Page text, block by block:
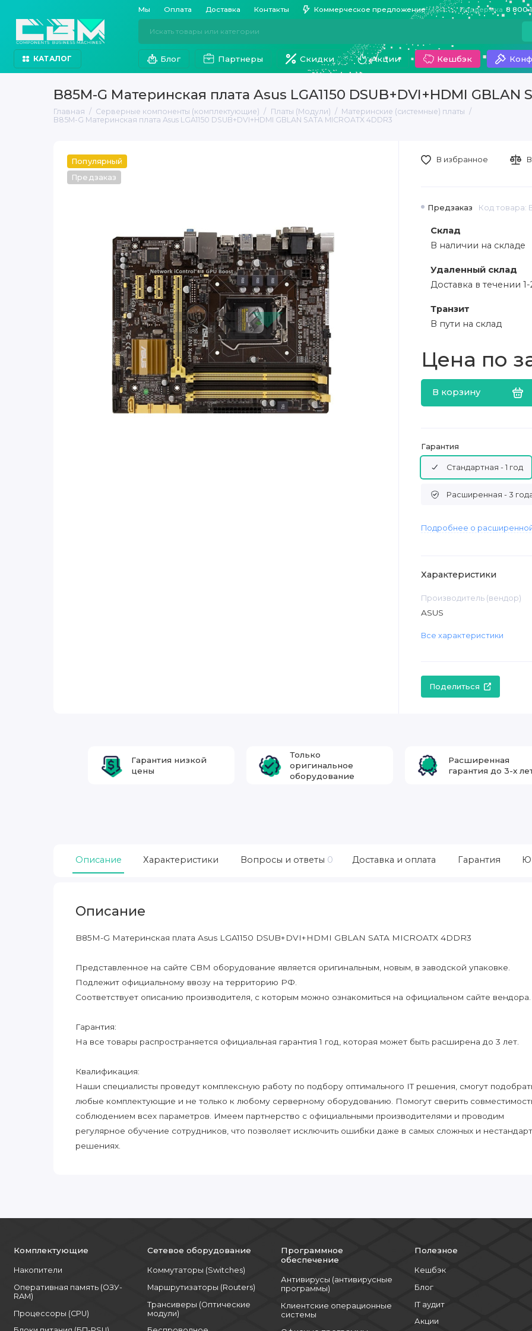
Мы Оплата Доставка Контакты Коммерческое предложение Поддержка 8 800
КАТАЛОГ Блог Партнеры Скидки Акции Кешбэк
B85M-G Материнская плата Asus LGA1150 DSUB+DVI+HDMI GBLAN
Главная Серверные компоненты (комплектующие) Платы (Модули)
Материнские (системные) платы
B85M-G Материнская плата Asus LGA1150 DSUB+DVI+HDMI GBLAN SATA MICROATX 4DDR3
Популярный
Предзаказ
Предзаказ Код товара:
Склад
В наличии на складе
Удаленный склад
Доставка в течении
Транзит
В пути на склад
Цена по
В корзину
В избранное
Гарантия
Стандартная - 1 год
Расширенная - 3
Подробнее о
Характеристики
Производитель (вендор)
ASUS
Все характеристики
Поделиться
Гарантия низкой
цены
Только
оригинальное
оборудование
Расширенная
гарантия до 3-х
Описание Характеристики Вопросы и ответы 0 Доставка и оплата Гарантия
Описание
B85M-G Материнская плата Asus LGA1150 DSUB+DVI+HDMI GBLAN SATA MICROATX 4DDR3
Представленное на сайте CBM оборудование является оригинальным, новым, в заводской упаковке.
Подлежит официальному ввозу на территорию РФ.
Соответствует описанию производителя, с которым можно ознакомиться на официальном сайте вендора.
Гарантия:
На все товары распространяется официальная гарантия 1 год, которая может быть расширена до 3 лет.
Квалификация:
Наши специалисты проведут комплексную работу по подбору оптимального IT решения, смогут
любые комплектующие и не только к любому серверному оборудованию. Помогут сверить
соблюдением всех параметров. Имеем партнерство с официальными производителями и проводим
регулярное обучение сотрудников, что позволяет исключить ошибки даже в самых сложных и
решениях.
Комплектующие
Накопители
Оперативная память (ОЗУ-
RAM)
Процессоры (CPU)
Сетевое оборудование
Коммутаторы (Switches)
Маршрутизаторы (Routers)
Трансиверы (Оптические
модули)
Программное
обеспечение
Антивирусы (антивирусные
программы)
Клиентские операционные
системы
Полезное
Кешбэк
Блог
IT аудит
Акции